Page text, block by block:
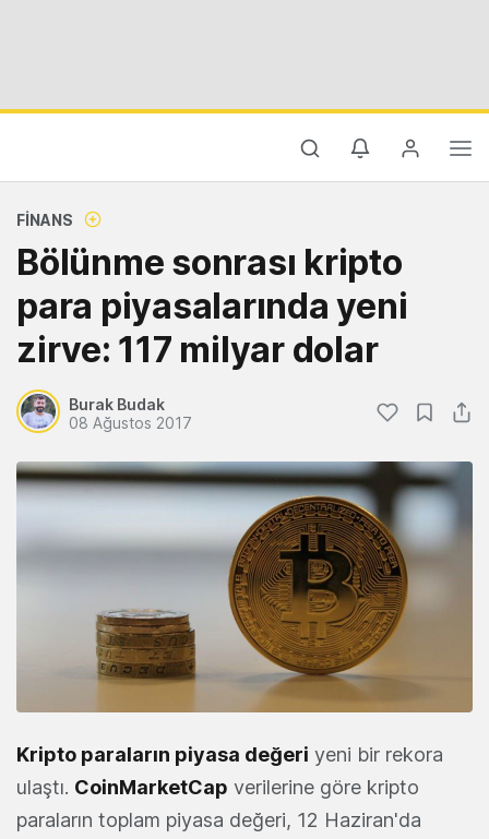
FINANS
Bölünme sonrası kripto
para piyasalarında yeni
zirve: 117 milyar dolar
Burak Budak
08 Ağustos 2017
Kripto paraların piyasa değeri yeni bir rekora
ulaştı. CoinMarketCap verilerine göre kripto
paraların toplam piyasa değeri, 12 Haziran'da